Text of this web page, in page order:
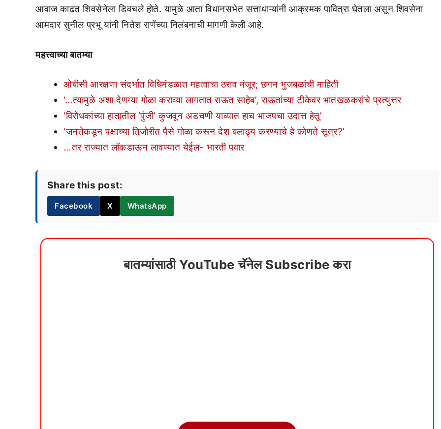
आवाज काढत शिवसेनेला डिवचले होते. यामुळे आता विधानसभेत सत्ताधाऱ्यांनी आक्रमक पावित्रा घेतला असून शिवसेना
आमदार सुनील प्रभू यांनी नितेश राणेंच्या निलंबनाची मागणी केली आहे.
महत्त्वाच्या बातम्या
ओबीसी आरक्षणा संदर्भात विधिमंडळात महत्वाचा ठराव मंजूर; छगन भुजबळांची माहिती
‘…त्यामुळे अशा देणग्या गोळा कराव्या लागतात राऊत साहेब’, राऊतांच्या टीकेवर भातखळकरांचे प्रत्युत्तर
‘विरोधकांच्या हातातील ‘पुंजी’ कुजवून अडचणी याव्यात हाच भाजपचा उदात्त हेतू’
‘जनतेकडून पक्षाच्या तिजोरीत पैसे गोळा करून देश बलाढ्य करण्याचे हे कोणते सूत्र?’
…तर राज्यात लॉकडाऊन लावण्यात येईल- भारती पवार
Share this post:
Facebook X WhatsApp
बातम्यांसाठी YouTube चॅनेल Subscribe करा